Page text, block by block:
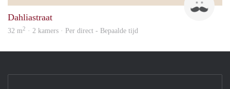
Dahliastraat
32 m2 · 2 kamers · Per direct - Bepaalde tijd